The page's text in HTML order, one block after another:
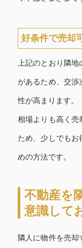
好条件で売却
上記のとおり隣
があるため、交渉
性が高まります。
相場よりも高く売
ため、少しでもお
めの方法です。
不動産を
意識して
隣人に物件を売却